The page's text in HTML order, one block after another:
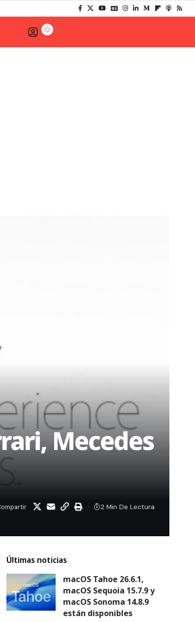
Mecedes
2 Min De Lectura
Últimas noticias
macOS Tahoe 26.6.1,
macOS Sequoia 15.7.9 y
macOS Sonoma 14.8.9
están disponibles